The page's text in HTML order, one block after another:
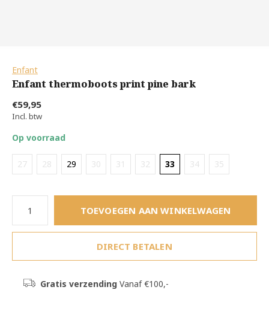
Enfant
Enfant thermoboots print pine bark
€59,95
Incl. btw
Op voorraad
27 28 29 30 31 32 33 34 35
TOEVOEGEN AAN WINKELWAGEN
DIRECT BETALEN
Gratis verzendingVanaf €100,-